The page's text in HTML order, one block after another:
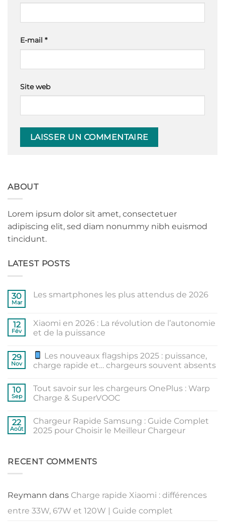
E-mail *
Site web
ABOUT
Lorem ipsum dolor sit amet, consectetuer
adipiscing elit, sed diam nonummy nibh euismod
tincidunt.
LATEST POSTS
30
Mar
Les smartphones les plus attendus de 2026
Les
smartphones
les
attendus
de
2026
12
Fév
Xiaomi en 2026 : La révolution de l’autonomie
et de la puissance
commentaire
Xiaomi
en
La
révolution
de
de
la
puissance
29
Nov
Les nouveaux flagships 2025 : puissance,
charge rapide et… chargeurs souvent absents
sur
Les
2025
puissance,
chargeurs
souvent
10
Sep
Tout savoir sur les chargeurs OnePlus : Warp
Charge & SuperVOOC
sur
Tout
savoir
OnePlus
:
SuperVOOC
22
Août
Chargeur Rapide Samsung : Guide Complet
2025 pour Choisir le Meilleur Chargeur
Chargeur
Rapide
Complet
2025
Choisir
RECENT COMMENTS
Reymann dans Charge rapide Xiaomi : différences
entre 33W, 67W et 120W | Guide complet